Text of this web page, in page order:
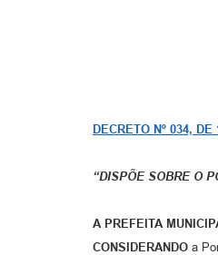
DECRETO Nº 034,
“DISPÕE SOBRE O
A PREFEITA
CONSIDERANDO a